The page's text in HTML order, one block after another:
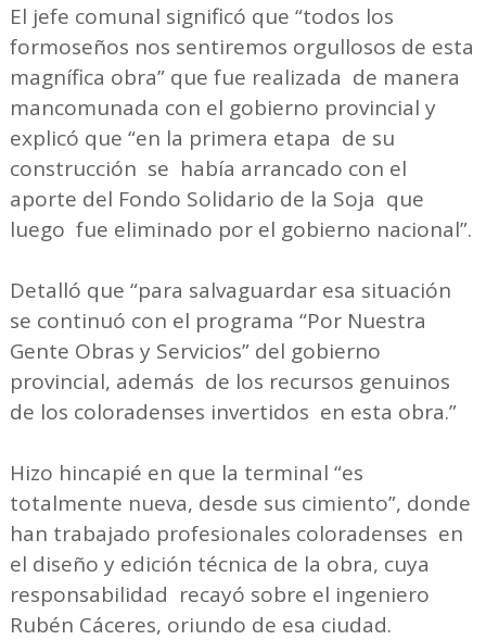
El jefe comunal significó que “todos los
formoseños nos sentiremos orgullosos de esta
magnífica obra” que fue realizada de manera
mancomunada con el gobierno provincial y
explicó que “en la primera etapa de su
construcción se había arrancado con el
aporte del Fondo Solidario de la Soja que
luego fue eliminado por el gobierno nacional”.
Detalló que “para salvaguardar esa situación
se continuó con el programa “Por Nuestra
Gente Obras y Servicios” del gobierno
provincial, además de los recursos genuinos
de los coloradenses invertidos en esta obra.”
Hizo hincapié en que la terminal “es
totalmente nueva, desde sus cimiento”, donde
han trabajado profesionales coloradenses en
el diseño y edición técnica de la obra, cuya
responsabilidad recayó sobre el ingeniero
Rubén Cáceres, oriundo de esa ciudad.